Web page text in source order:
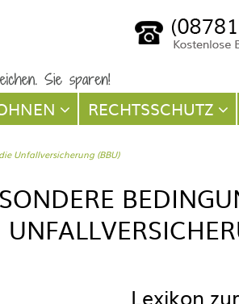
RECHTSSCHUTZ
Unfallversicherung (BBU)
Lexikon zur